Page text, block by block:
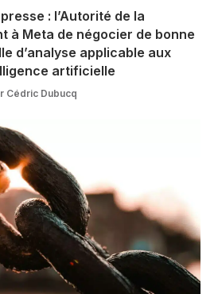
: l’Autorité de la
à Meta de négocier de bonne
d’analyse applicable aux
artificielle
Cédric Dubucq